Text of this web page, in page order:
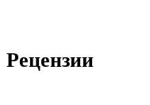
Рецензии